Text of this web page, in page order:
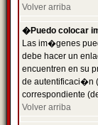
Volver arriba
�Puedo colocar
Las im�genes
debe hacer un
encuentren en su
de autentificaci�n
correspondiente
Volver arriba